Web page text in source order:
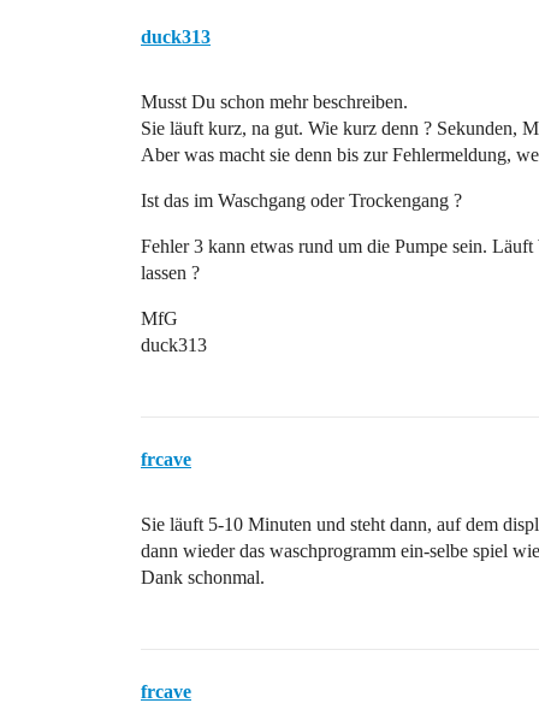
duck313
Musst Du schon mehr beschreiben.
Sie läuft kurz, na gut. Wie kurz denn ? Sekunden,
Aber was macht sie denn bis zur Fehlermeldung,
Ist das im Waschgang oder Trockengang ?
Fehler 3 kann etwas rund um die Pumpe sein.
lassen ?
MfG
duck313
frcave
Sie läuft 5-10 Minuten und steht dann, auf dem
dann wieder das waschprogramm ein-selbe spiel
Dank schonmal.
frcave